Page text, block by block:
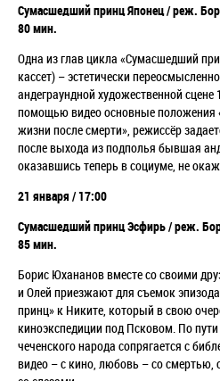
Сумасшедший принц Японец / реж.
80 мин.
Одна из глав цикла «Сумасшедший
кассет) – эстетически
андеграундной художественной
помощью видео основные положения
жизни после смерти», режиссёр
после выхода из подполья бывшая
оказавшись теперь в социуме, не
21 января / 17:00
Сумасшедший принц Эсфирь / реж.
85 мин.
Борис Юхананов вместе со своими
и Олей приезжают для съемок
принц» к Никите, который в свою
киноэкспедиции под Псковом. По пути
чеченского народа сопрягается с
видео – с кино, любовь – со смертью,